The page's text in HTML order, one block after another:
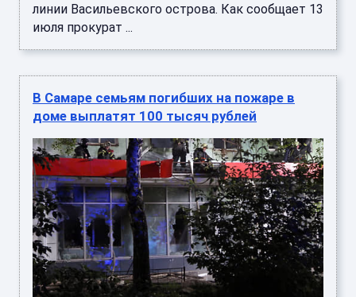
линии Васильевского острова. Как сообщает 13
июля прокурат ...
В Самаре семьям погибших на пожаре в
доме выплатят 100 тысяч рублей